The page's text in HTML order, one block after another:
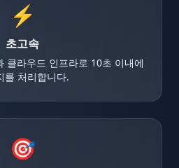
⚡
초고속
클라우드 인프라로 10초 이내에
를 처리합니다.
🎯